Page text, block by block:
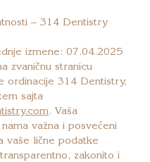
– 314 Dentistry
izmene: 07.04.2025
zvaničnu stranicu
ordinacije 314 Dentistry,
sajta
. Vaša
važna i posvećeni
vaše lične podatke
zakonito i